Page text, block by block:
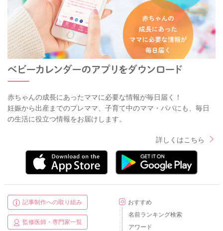
赤ちゃんの成長にあったママに必要な情報が毎日届く！
妊娠から出産までのプレママ、子育て中のママ・パパにも、毎日
の生活に役立つ情報をお届けします。
詳しくはこちら
記事制作への取り組み
監修医師・専門家一覧
おすすめ
名前ランキング検索
アワード